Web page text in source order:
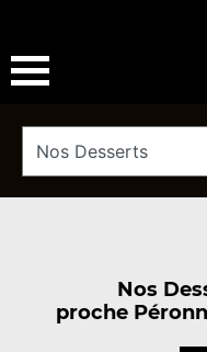
Nos
proche